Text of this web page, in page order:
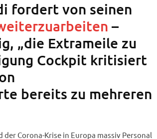
fordert von seinen
–
„die Extrameile zu
Cockpit kritisiert
bereits zu mehreren
Corona-Krise in Europa massiv Personal